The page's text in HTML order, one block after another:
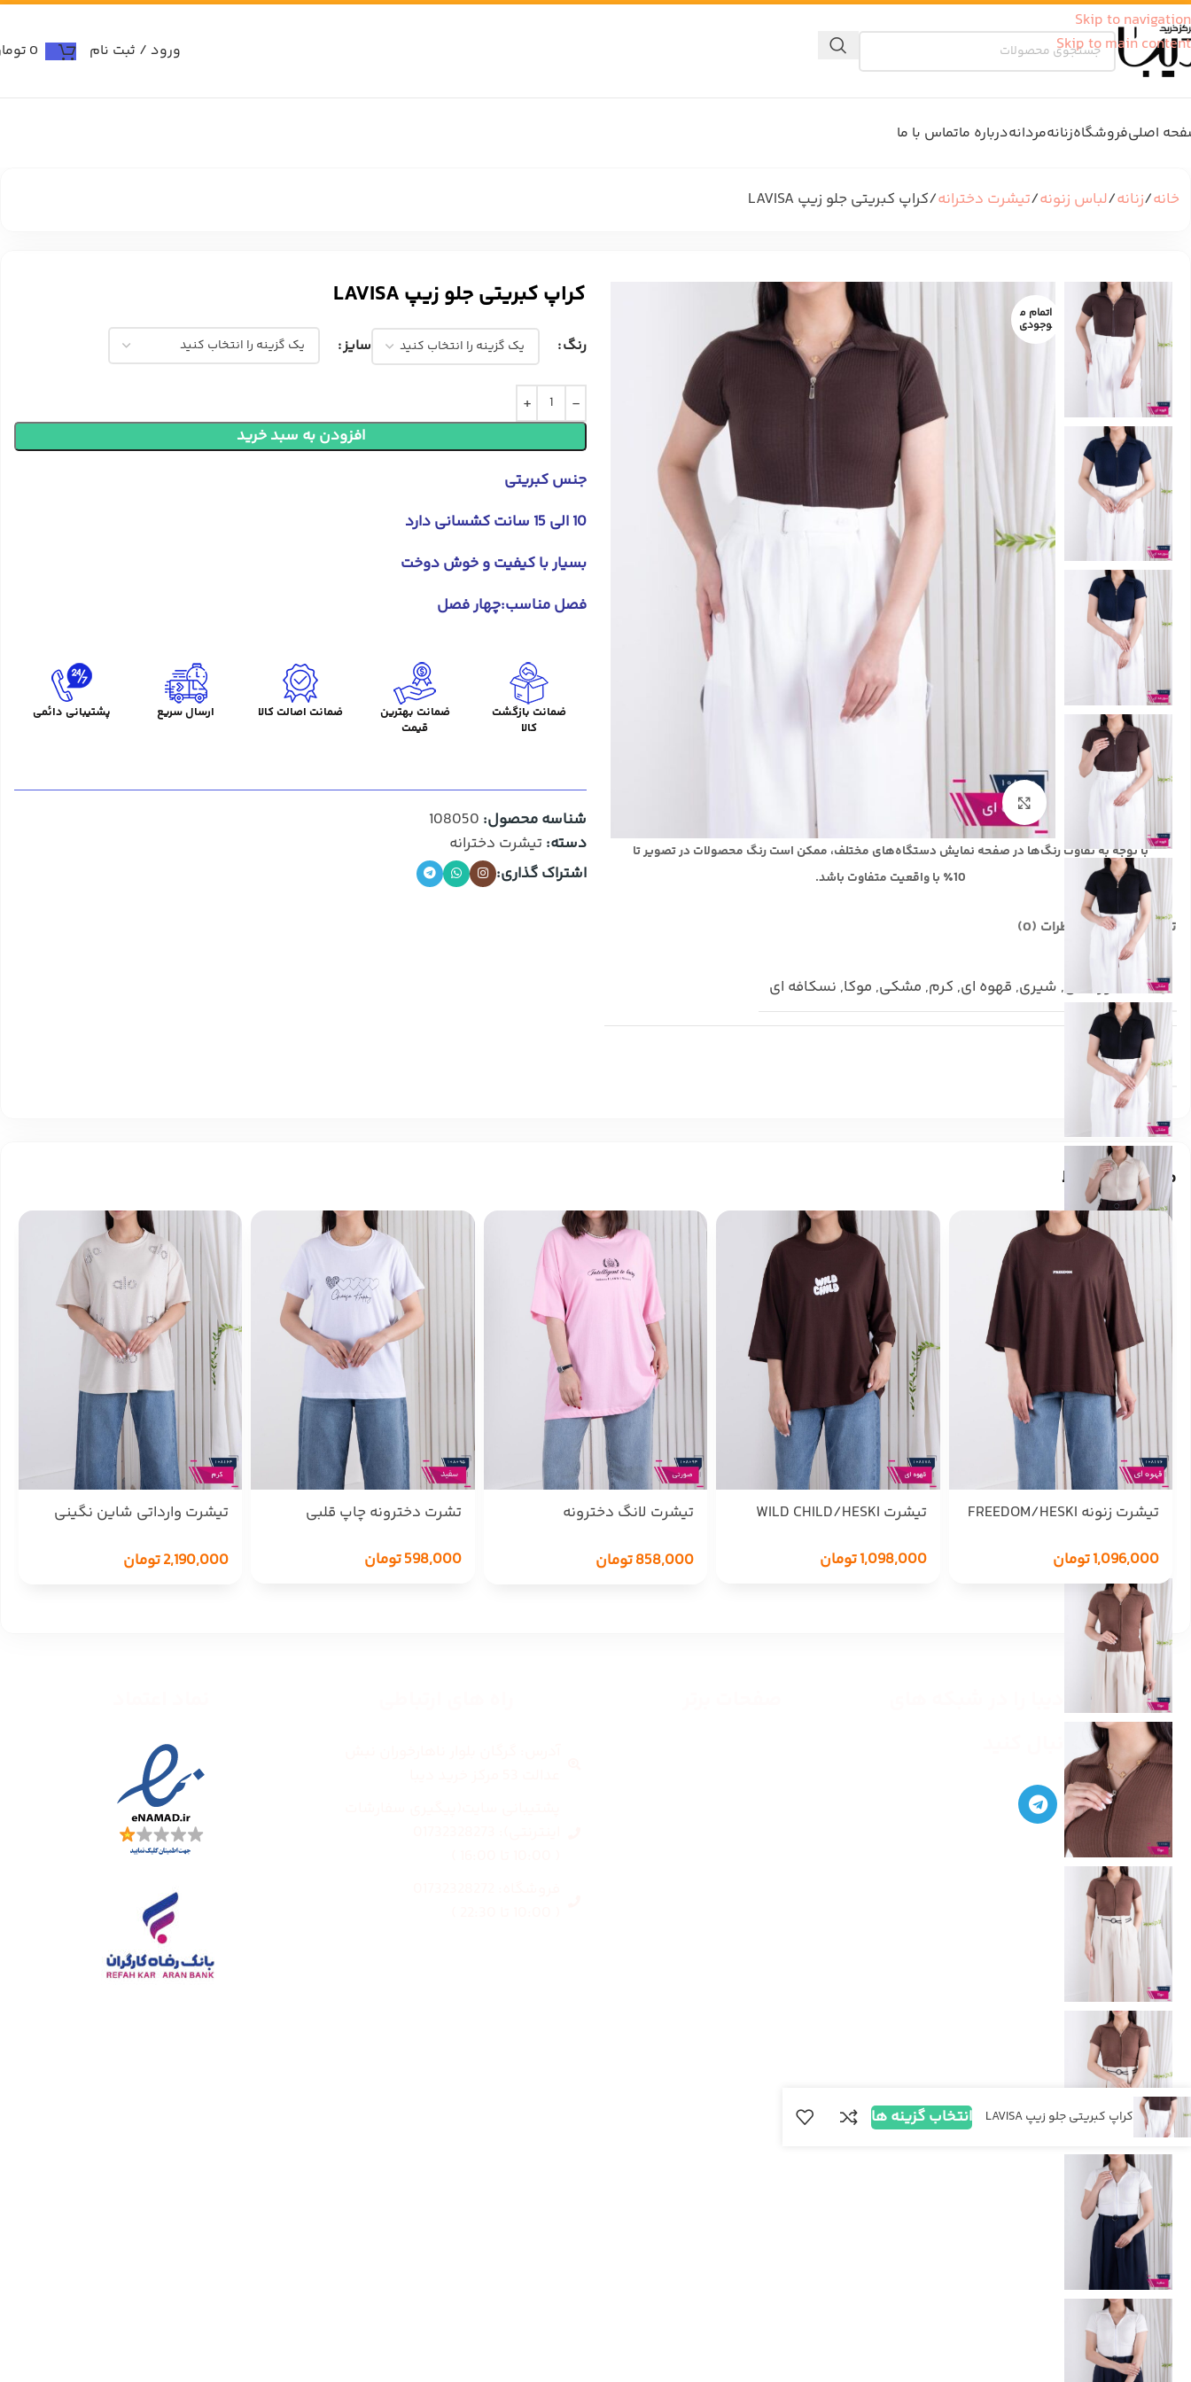
Skip to navigation
Skip to main content
ورود / ثبت نام 0
اصلیفروشگاهزنانهمردانهدرباره ماتماس با ما
خانه زنانه لباس زنونه تیشرت دخترانه کراپ کبریتی جلو زیپ LAVISA
اتمام م
وجودی
بزرگنمایی تصویر
با توجه به تفاوت رنگ‌ها در صفحه نمایش دستگاه‌های مختلف، ممکن است رنگ محصولات در تصویر تا
10٪ با واقعیت متفاوت باشد.
توضیحات تکمیلی نظرات (0)
رنگ سورمه ای , شیری, قهوه ای, کرم, مشکی, موکا, نسکافه ای
سایز فری
کراپ کبریتی جلو زیپ LAVISA
رنگ سایز
افزودن به سبد خرید
جنس کبریتی
10 الی 15 سانت کشسانی دارد
بسیار با کیفیت و خوش دوخت
فصل مناسب:چهار فصل
ضمانت بازگشت
کالا
ضمانت بهترین
قیمت
ضمانت اصالت کالا ارسال سریع پشتیبانی دائمی
شناسه محصول: 108050
دسته: تیشرت دخترانه
اشتراک گذاری:
محصولات مرتبط
تیشرت زنونه FREEDOM/HESKI
1,096,000تومان
تیشرت WILD CHILD/HESKI
1,098,000تومان
تیشرت لانگ دخترونه
858,000تومان
تشرت دخترونه چاپ قلبی
598,000تومان
تیشرت وارداتی شاین نگینی
2,190,000تومان
مرکز خرید دیبا را در شبکه های
اجتماعی دنبال کنید
کراپ کبریتی جلو زیپ LAVISA انتخاب گزینه ها